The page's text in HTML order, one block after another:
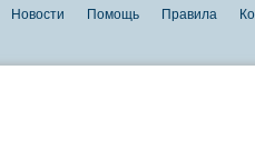
Новости Помощь Правила